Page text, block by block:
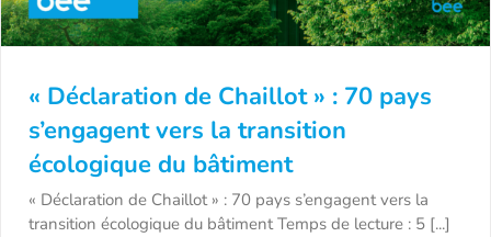
« Déclaration de Chaillot » : 70 pays
s’engagent vers la transition écologique du
« Déclaration de Chaillot » : 70 pays
s’engagent vers la transition
écologique du bâtiment
« Déclaration de Chaillot » : 70 pays s’engagent vers la
transition écologique du bâtiment Temps de lecture : 5 [...]